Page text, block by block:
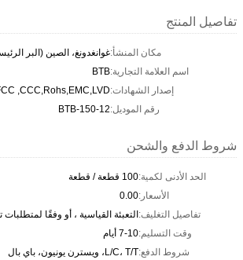
تفاصيل المنتج
مكان المنشأ:غوانغدونغ، الصين (البر
اسم العلامة التجارية:BTB
إصدار الشهادات:,CCC,Rohs,EMC,LVD
رقم الموديل:BTB-150-12
شروط الدفع والشحن
الحد الأدنى لكمية:100 قطعة / قطعة
الأسعار:0.00
تفاصيل التغليف:التعبئة القياسية ، أو وفقًا لمتطلبات
وقت التسليم:7-10 أيام
شروط الدفع:L/C، T/T، ويسترن يونيون، باي بال